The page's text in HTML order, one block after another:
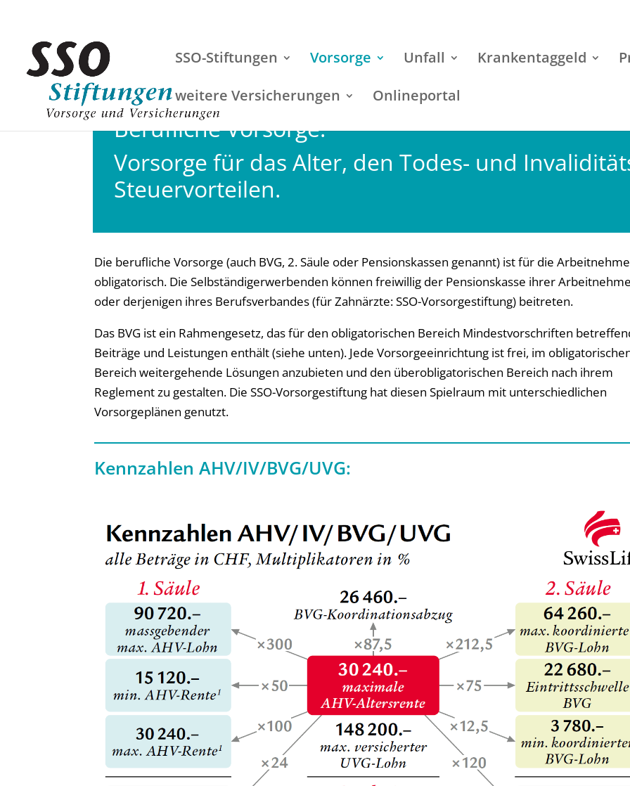
SSO-Stiftungen Vorsorge Unfall Krankentaggeld
weitere Versicherungen
Onlineportal
Berufliche Vorsorge:
Vorsorge für das Alter, den Todes- und
Steuervorteilen.
Die berufliche Vorsorge (auch BVG, 2. Säule oder Pensionskassen genannt) ist für die
obligatorisch. Die Selbständigerwerbenden können freiwillig der Pensionskasse ihrer
oder derjenigen ihres Berufsverbandes (für Zahnärzte: SSO-Vorsorgestiftung) beitreten.
Das BVG ist ein Rahmengesetz, das für den obligatorischen Bereich Mindestvorschriften
Beiträge und Leistungen enthält (siehe unten). Jede Vorsorgeeinrichtung ist frei, im
Bereich weitergehende Lösungen anzubieten und den überobligatorischen Bereich nach ihrem
Reglement zu gestalten. Die SSO-Vorsorgestiftung hat diesen Spielraum mit unterschiedlichen
Vorsorgeplänen genutzt.
Kennzahlen AHV/IV/BVG/UVG: